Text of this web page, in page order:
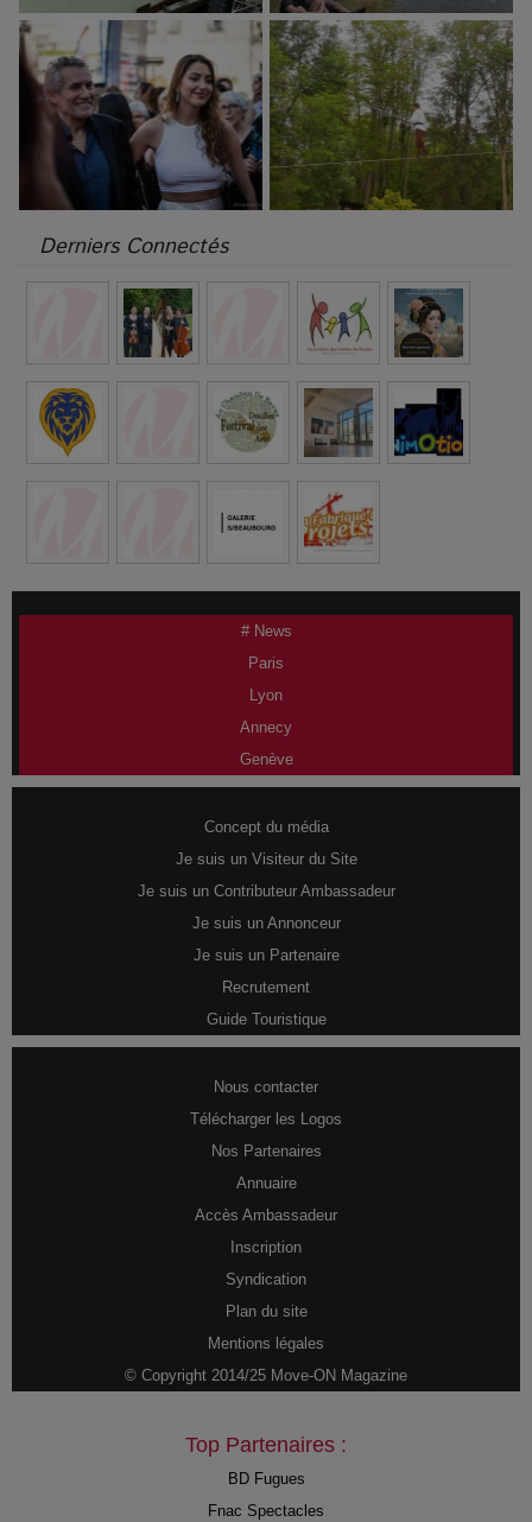
Derniers Connectés
# News
Paris
Lyon
Annecy
Genève
Concept du média
Je suis un Visiteur du Site
Je suis un Contributeur Ambassadeur
Je suis un Annonceur
Je suis un Partenaire
Recrutement
Guide Touristique
Nous contacter
Télécharger les Logos
Nos Partenaires
Annuaire
Accès Ambassadeur
Inscription
Syndication
Plan du site
Mentions légales
© Copyright 2014/25 Move-ON Magazine
Top Partenaires :
BD Fugues
Fnac Spectacles